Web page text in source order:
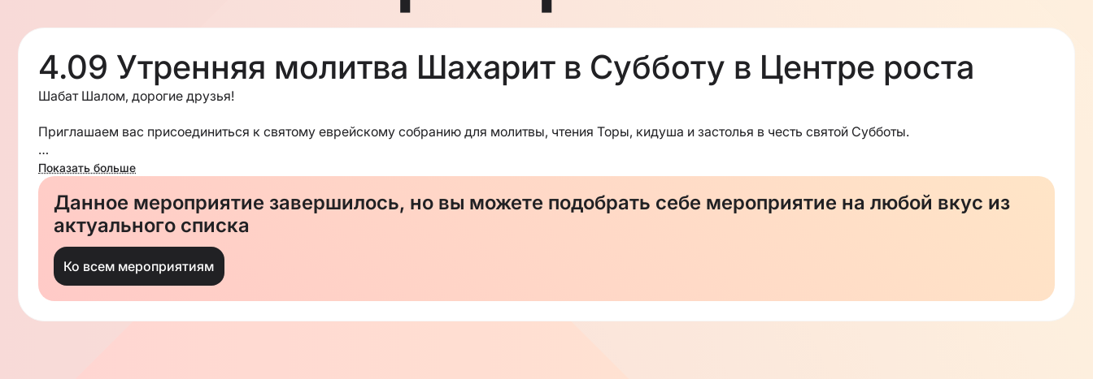
4.09 Утренняя молитва Шахарит в Субботу в Центре роста
Шабат Шалом, дорогие друзья!
Приглашаем вас присоединиться к святому еврейскому собранию для молитвы, чтения Торы, кидуша и застолья в честь святой Субботы.
Для участия в застолье пожалуйста зарегистрируйтесь!
Давайте вместе выполним эту важнейшую заповедь Вс-вышнего в теплой атмосфере нашей общины Центра Роста!
Если вы желаете помочь вашей общине, вы можете это сделать, пожертвовав вашу Цдаку.
Большое вам спасибо, ждем вас в вашей общине!
Показать больше
Данное мероприятие завершилось, но вы можете подобрать себе мероприятие на любой вкус из
актуального списка
Ко всем мероприятиям